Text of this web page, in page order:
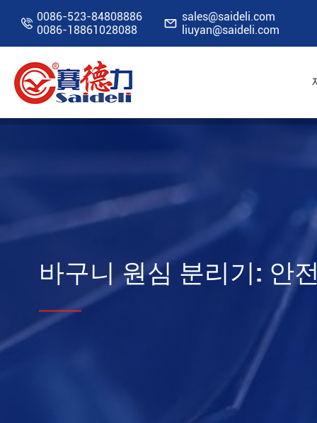
 0086-523-84808886
0086-18861028088
 sales@saideli.com
liuyan@saideli.com
홈 자원 블로그
바구니 원심 분리기: 안